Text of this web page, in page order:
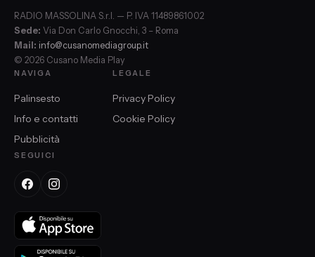
RADIO MASSOLINA S.r.l. — P. IVA 11489861002
Sede: Via Don Carlo Gnocchi, 3 – Roma
Mail: info@cusanomediagroup.it
© 2026 Cusano Media Play
NAVIGA
Palinsesto
Info e contatti
Pubblicità
LEGALE
Privacy Policy
Cookie Policy
SEGUICI